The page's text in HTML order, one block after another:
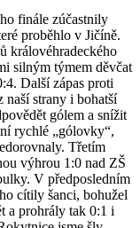
finále zúčastnily
proběhlo v Jičíně.
královéhradeckého
silným týmem děvčat
Další zápas proti
naší strany i bohatší
gólem a snížit
rychlé „gólovky“,
Třetím
výhrou 1:0 nad ZŠ
V předposledním
cítily šanci, bohužel
a prohrály tak 0:1 i